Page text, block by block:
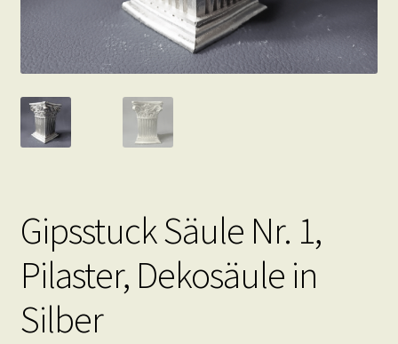
Gipsstuck Säule Nr. 1,
Pilaster, Dekosäule in
Silber